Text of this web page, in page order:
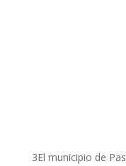
3El municipio de